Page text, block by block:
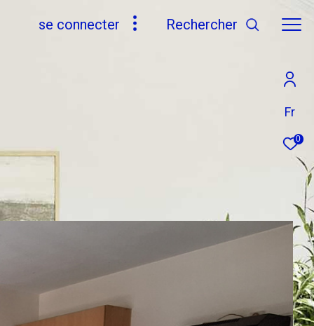
Fr
0
se connecter rechercher